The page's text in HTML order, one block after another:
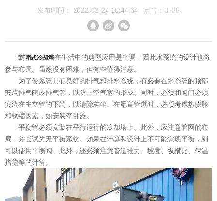
发布时间： 2022-02-24 10:44:34 点击：3535
封闭式冷却塔在生活中的典型应用是空调，因此水系统的设计也将
参与布局。虽然没有困难，但有些值得注意。
为了使系统具有良好的排气和排水系统，有必要在水系统的顶部
安装排气阀或排气管，以防止空气塞的形成。同时，必须和阀门必须
安装在主立管的下端，以清除灰尘。在配置管道时，必须考虑热膨胀
和收缩因素，如安装牵引器。
平衡管必须安装在平行运行的冷却塔上。此外，应注意管网的布
局，并尝试先天平衡系统。如果在计算和设计上不可能实现平衡，则
可以使用平衡阀。此外，还必须注意管道推力、坡度、纵横比、保温
措施等的计算。